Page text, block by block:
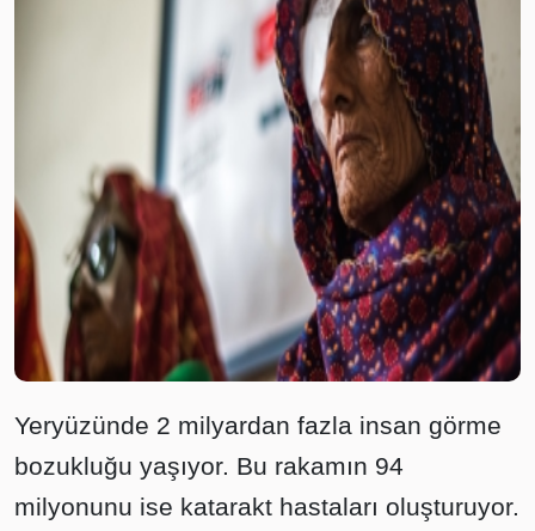
Yeryüzünde 2 milyardan fazla insan görme
bozukluğu yaşıyor. Bu rakamın 94
milyonunu ise katarakt hastaları oluşturuyor.